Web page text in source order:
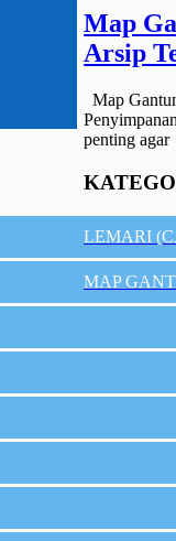
Map
Arsip
Map
penting agar
LEMARI
MAP